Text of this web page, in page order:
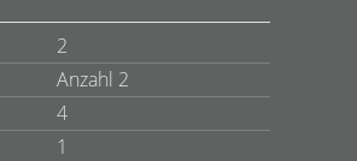
2
Anzahl 2
4
1